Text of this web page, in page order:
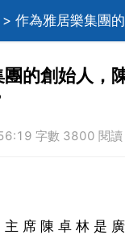
> 作為雅居樂集團
的創始人，
字數 3800 閱
主 席 陳 卓 林 是